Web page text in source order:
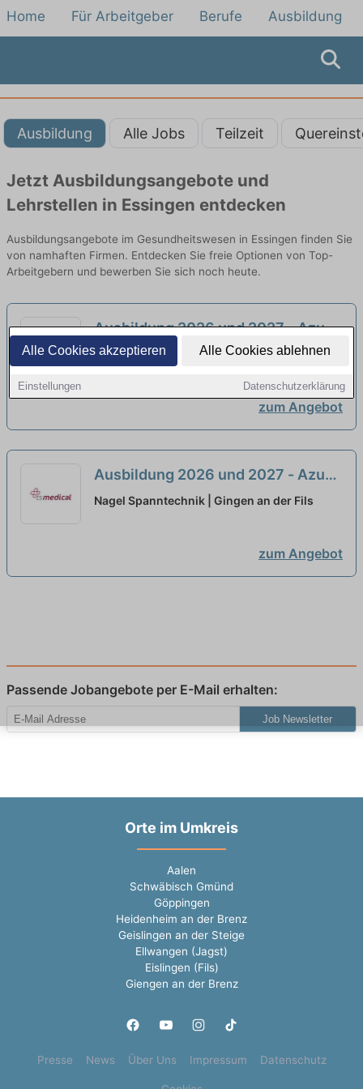
Alle Cookies akzeptieren Alle Cookies ablehnen
Einstellungen Datenschutzerklärung
Home Für Arbeitgeber Berufe Ausbildung
Ausbildung Alle Jobs Teilzeit
Jetzt Ausbildungsangebote und
Lehrstellen in Essingen entdecken
Ausbildungsangebote im Gesundheitswesen in Essingen finden Sie
von namhaften Firmen. Entdecken Sie freie Optionen von Top-
Arbeitgebern und bewerben Sie sich noch heute.
Ausbildung 2026 und 2027 - Azubi
Werkzeugmechaniker:in (m/w/d)
Nagel Spanntechnik | Gingen an der Fils
zum Angebot
Ausbildung 2026 und 2027 - Azubi
Werkzeugmechaniker:in (m/w/d)
Nagel Spanntechnik | Gingen an der Fils
zum Angebot
Passende Jobangebote per E-Mail erhalten:
Job Newsletter
Orte im Umkreis
Aalen
Schwäbisch Gmünd
Göppingen
Heidenheim an der Brenz
Geislingen an der Steige
Ellwangen (Jagst)
Eislingen (Fils)
Giengen an der Brenz
Presse News Über Uns Impressum Datenschutz